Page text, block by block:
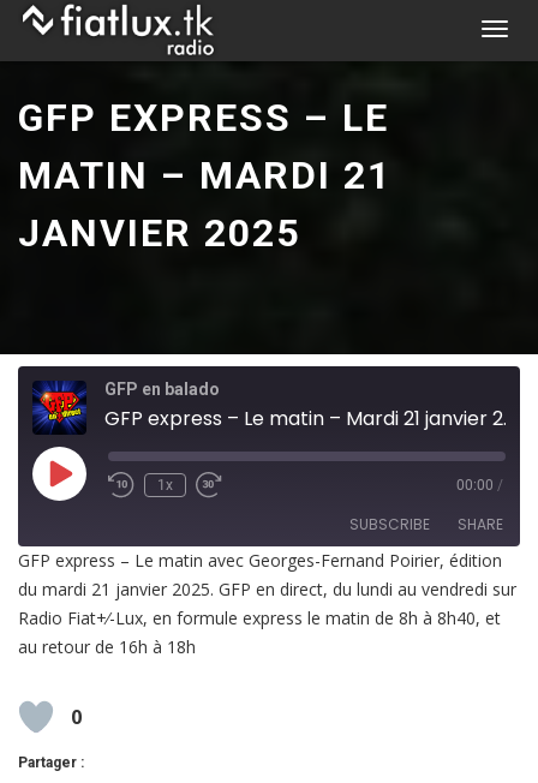
Skip
T
o
a
i
n
GFP EXPRESS – LE
MATIN – MARDI 21
JANVIER 2025
GFP en balado
GFP express – Le matin – Mardi 21 janvier 2025
Play
Episode
1x 00:00 /
SUBSCRIBE SHARE
RSS FEED
SHARE
LINK
GFP express – Le matin avec Georges-Fernand Poirier, édition
du mardi 21 janvier 2025. GFP en direct, du lundi au vendredi sur
Radio Fiat+⁄-Lux, en formule express le matin de 8h à 8h40, et
au retour de 16h à 18h
0
Partager :